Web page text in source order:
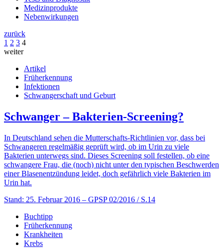
Medizinprodukte
Nebenwirkungen
zurück
1 2 3 4
weiter
Artikel
Früherkennung
Infektionen
Schwangerschaft und Geburt
Schwanger – Bakterien-Screening?
In Deutschland sehen die Mutterschafts-Richtlinien vor, dass bei
Schwangeren regelmäßig geprüft wird, ob im Urin zu viele
Bakterien unterwegs sind. Dieses Screening soll festellen, ob eine
schwangere Frau, die (noch) nicht unter den typischen Beschwerden
einer Blasenentzündung leidet, doch gefährlich viele Bakterien im
Urin hat.
Stand: 25. Februar 2016 – GPSP 02/2016 / S.14
Buchtipp
Früherkennung
Krankheiten
Krebs